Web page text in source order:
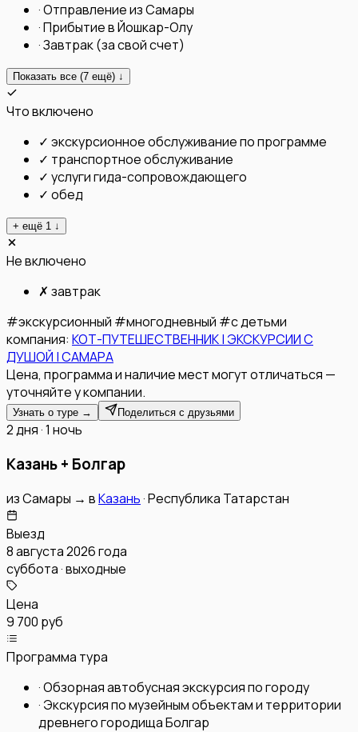
·Отправление из Самары
·Прибытие в Йошкар-Олу
·Завтрак (за свой счет)
Показать все (7 ещё) ↓
Что включено
✓ экскурсионное обслуживание по программе
✓ транспортное обслуживание
✓ услуги гида-сопровождающего
✓ обед
+ ещё 1 ↓
Не включено
✗ завтрак
#экскурсионный #многодневный #с детьми
компания: КОТ-ПУТЕШЕСТВЕННИК | ЭКСКУРСИИ С
ДУШОЙ | САМАРА
Цена, программа и наличие мест могут отличаться —
уточняйте у компании.
Узнать о туре → Поделиться с друзьями
2 дня · 1 ночь
Казань + Болгар
изСамары → вКазань·Республика Татарстан
Выезд
8 августа 2026 года
суббота · выходные
Цена
9 700 руб
Программа тура
·Обзорная автобусная экскурсия по городу
· Экскурсия по музейным объектам и территории
древнего городища Болгар